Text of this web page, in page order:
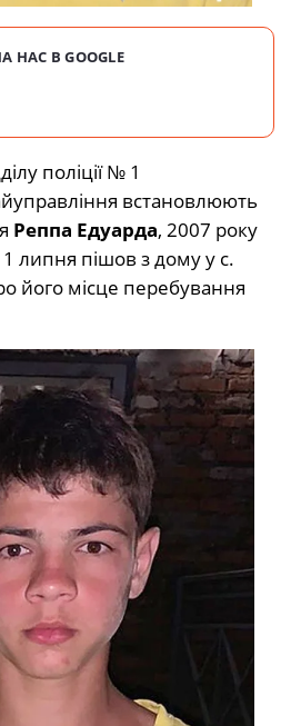
НАС В GOOGLE
поліції № 1
встановлюють
Реппа Едуарда, 2007 року
липня пішов з дому у с.
його місце перебування